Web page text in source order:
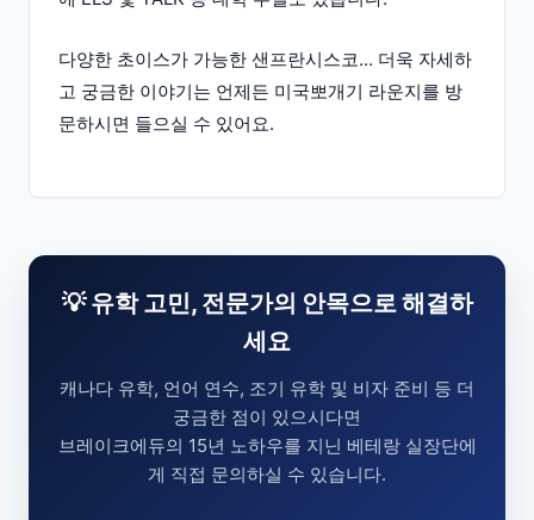
다양한 초이스가 가능한 샌프란시스코... 더욱 자세하
고 궁금한 이야기는 언제든 미국뽀개기 라운지를 방
문하시면 들으실 수 있어요.
💡 유학 고민, 전문가의 안목으로 해결하
세요
캐나다 유학, 언어 연수, 조기 유학 및 비자 준비 등 더
궁금한 점이 있으시다면
브레이크에듀의 15년 노하우를 지닌 베테랑 실장단에
게 직접 문의하실 수 있습니다.